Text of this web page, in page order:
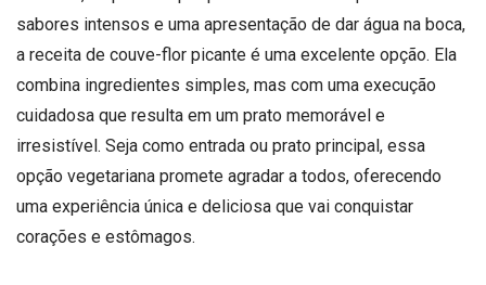
sabores intensos e uma apresentação de dar água na boca,
a receita de couve-flor picante é uma excelente opção. Ela
combina ingredientes simples, mas com uma execução
cuidadosa que resulta em um prato memorável e
irresistível. Seja como entrada ou prato principal, essa
opção vegetariana promete agradar a todos, oferecendo
uma experiência única e deliciosa que vai conquistar
corações e estômagos.